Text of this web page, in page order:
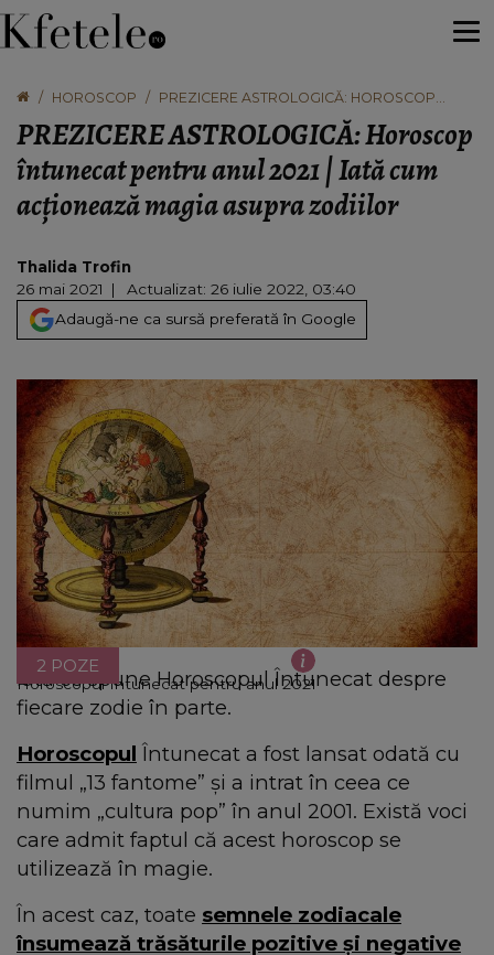
HOROSCOP
PREZICERE ASTROLOGICĂ: HOROSCOP
ÎNTUNECAT PENTRU ANUL 2021 | IATĂ CUM
ACȚIONEAZĂ MAGIA ASUPRA ZODIILOR
PREZICERE ASTROLOGICĂ: Horoscop
întunecat pentru anul 2021 | Iată cum
acționează magia asupra zodiilor
Thalida Trofin
26 mai 2021
Actualizat: 26 iulie 2022, 03:40
Adaugă-ne ca sursă preferată în Google
Horoscopul Întunecat pentru anul 2021
2 POZE
Iată ce spune Horoscopul Întunecat despre
fiecare zodie în parte.
Horoscopul Întunecat a fost lansat odată cu
filmul „13 fantome” și a intrat în ceea ce
numim „cultura pop” în anul 2001. Există voci
care admit faptul că acest horoscop se
utilizează în magie.
În acest caz, toate semnele zodiacale
însumează trăsăturile pozitive și negative